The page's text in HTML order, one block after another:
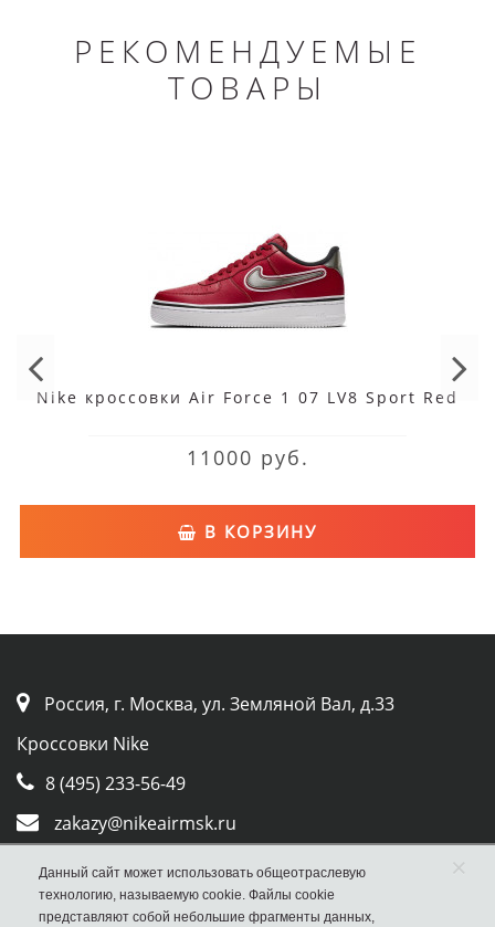
РЕКОМЕНДУЕМЫЕ
ТОВАРЫ
Nike кроссовки Air Force 1 07 LV8 Sport Red
11000 руб.
В КОРЗИНУ
Россия, г. Москва, ул. Земляной Вал, д.33
Кроссовки Nike
8 (495) 233-56-49
zakazy@nikeairmsk.ru
Whatsapp
Viber
Данный сайт может использовать общеотраслевую
технологию, называемую cookie. Файлы cookie
представляют собой небольшие фрагменты данных,
×